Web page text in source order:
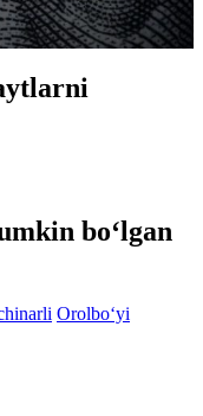
bo‘lgan
Orolbo‘yi